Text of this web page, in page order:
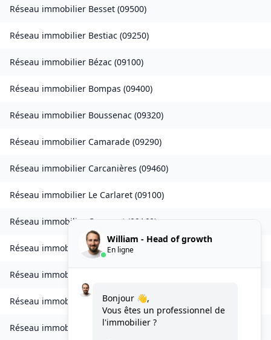
Réseau immobilier Besset (09500)
Réseau immobilier Bestiac (09250)
Réseau immobilier Bézac (09100)
Réseau immobilier Bompas (09400)
Réseau immobilier Boussenac (09320)
Réseau immobilier Camarade (09290)
Réseau immobilier Carcanières (09460)
Réseau immobilier Le Carlaret (09100)
Réseau immobilier Caumont (09160)
Réseau immobilierCaychax(09250
Réseau immobilier
Réseau immobilier Celles(09000)
Réseau immobilier Château-Verdun(
William - Head of growth
En ligne
Bonjour 👋,
Vous êtes un professionnel de
l'immobilier ?